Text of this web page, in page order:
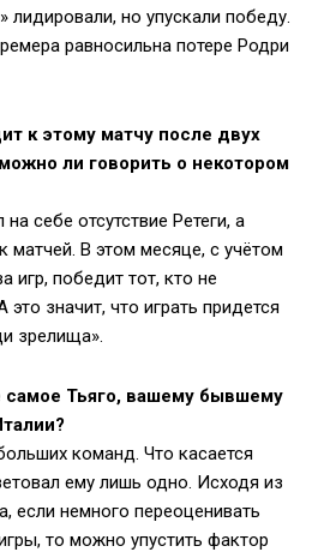
лидировали, но упускали победу.
равносильна потере Родри
к этому матчу после двух
ли говорить о некотором
на себе отсутствие Ретеги, а
матчей. В этом месяце, с учётом
игр, победит тот, кто не
это значит, что играть придется
зрелища».
самое Тьяго, вашему бывшему
команд. Что касается
ему лишь одно. Исходя из
если немного переоценивать
то можно упустить фактор